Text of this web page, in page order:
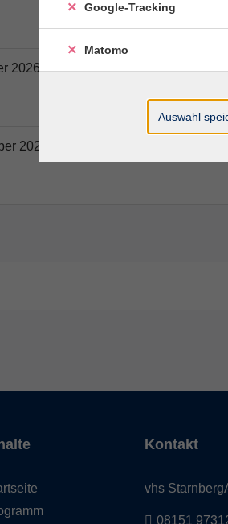
2026 • 09:00 – 12:15 Uhr
2026
Kontakt
vhs
08151
Google-Tracking
Matomo
Auswahl